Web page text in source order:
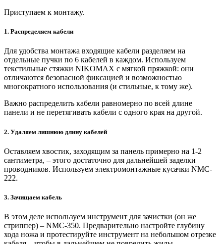
Приступаем к монтажу.
1. Распределяем кабели
Для удобства монтажа входящие кабели разделяем на
отдельные пучки по 6 кабелей в каждом. Используем
текстильные стяжки NIKOMAX с мягкой пряжкой: они
отличаются безопасной фиксацией и возможностью
многократного использования (и стильные, к тому же).
Важно распределить кабели равномерно по всей длине
панели и не перетягивать кабели с одного края на другой.
2. Удаляем лишнюю длину кабелей
Оставляем хвостик, заходящим за панель примерно на 1-2
сантиметра, – этого достаточно для дальнейшей заделки
проводников. Используем электромонтажные кусачки NMC-
222.
3. Зачищаем кабель
В этом деле используем инструмент для зачистки (он же
стриппер) – NMC-350. Предварительно настройте глубину
хода ножа и протестируйте инструмент на небольшом отрезке